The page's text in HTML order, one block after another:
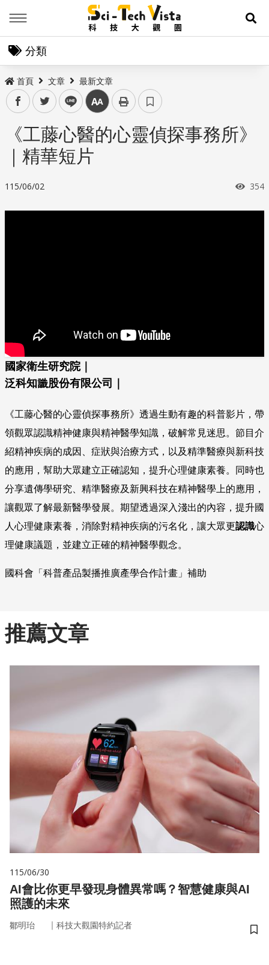
展
分類
首頁 文章 最新文章
facebooktwitter line 中
《工藤心醫的心靈偵探事務所》
｜精華短片
115/06/02 瀏覽
354
國家衛生研究院｜
泛科知識股份有限公司｜
《工藤心醫的心靈偵探事務所》透過生動有趣的科普影片，帶
領觀眾認識精神健康與精神醫學知識，破解常見迷思。節目介
紹精神疾病的成因、症狀與治療方式，以及精準醫療與新科技
的應用，幫助大眾建立正確認知，提升心理健康素養。同時也
分享遺傳學研究、精準醫療及新興科技在精神醫學上的應用，
讓觀眾了解最新醫學發展。期望透過深入淺出的內容，提升國
人心理健康素養，消除對精神疾病的污名化，讓大眾更認識心
理健康議題，並建立正確的精神醫學觀念。
國科會「科普產品製播推廣產學合作計畫」補助
推薦文章
115/06/30
AI會比你更早發現身體異常嗎？智慧健康與AI
照護的未來
鄒明珆 ｜ 科技大觀園特約記者
儲